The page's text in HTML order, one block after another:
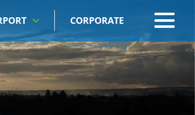
CORPORATE